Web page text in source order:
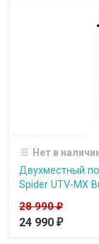
Нет в
Двухместный
Spider UTV-MX
28 990₽
24 990 ₽